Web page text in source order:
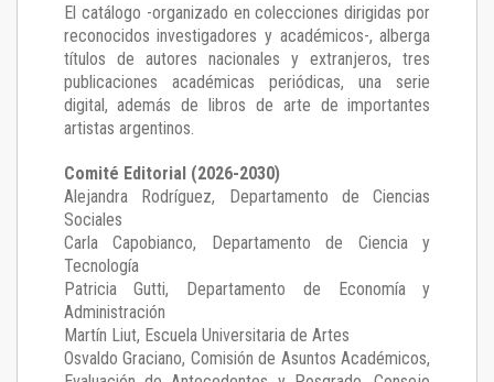
El catálogo -organizado en colecciones dirigidas por
reconocidos investigadores y académicos-, alberga
títulos de autores nacionales y extranjeros, tres
publicaciones académicas periódicas, una serie
digital, además de libros de arte de importantes
artistas argentinos.
Comité Editorial (2026-2030)
Alejandra Rodríguez, Departamento de Ciencias
Sociales
Carla Capobianco, Departamento de Ciencia y
Tecnología
Patricia Gutti, Departamento de Economía y
Administración
Martín Liut, Escuela Universitaria de Artes
Osvaldo Graciano, Comisión de Asuntos Académicos,